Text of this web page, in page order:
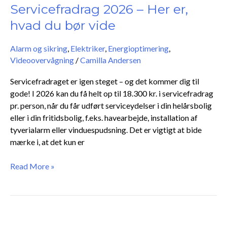
Servicefradrag 2026 – Her er,
hvad du bør vide
Alarm og sikring, Elektriker, Energioptimering,
Videoovervågning /Camilla Andersen
Servicefradraget er igen steget – og det kommer dig til
gode! I 2026 kan du få helt op til 18.300 kr. i servicefradrag
pr. person, når du får udført serviceydelser i din helårsbolig
eller i din fritidsbolig, f.eks. havearbejde, installation af
tyverialarm eller vinduespudsning. Det er vigtigt at bide
mærke i, at det kun er
–
er,
du
bør
vide
Read More »